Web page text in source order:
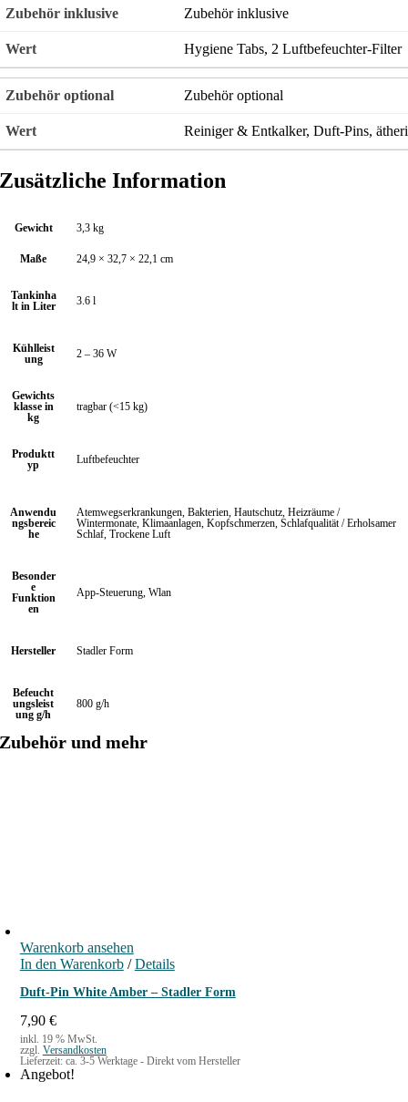
Zubehör inklusive
Hygiene Tabs, 2 Luftbefeuchter-Filter
Zubehör optional
Reiniger & Entkalker, Duft-Pins,
Zusätzliche Information
Gewicht 3,3 kg
Maße 24,9 × 32,7 × 22,1 cm
Tankinha
lt in Liter
3.6 l
Kühlleist
ung
2 – 36 W
Gewichts
klasse in
kg
tragbar (<15 kg)
Produktt
yp
Luftbefeuchter
Anwendu
ngsbereic
he
Atemwegserkrankungen, Bakterien, Hautschutz, Heizräume /
Wintermonate, Klimaanlagen, Kopfschmerzen, Schlafqualität / Erholsamer
Schlaf, Trockene Luft
Besonder
e
Funktion
en
App-Steuerung, Wlan
Hersteller Stadler Form
Befeucht
ungsleist
ung g/h
800 g/h
Zubehör und mehr
Warenkorb ansehen
In den Warenkorb / Details
Duft-Pin White Amber – Stadler Form
7,90 €
inkl. 19 % MwSt.
zzgl. Versandkosten
Lieferzeit: ca. 3-5 Werktage - Direkt vom Hersteller
Angebot!